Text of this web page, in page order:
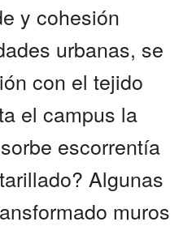
y cohesión
urbanas, se
con el tejido
el campus la
escorrentía
Algunas
muros